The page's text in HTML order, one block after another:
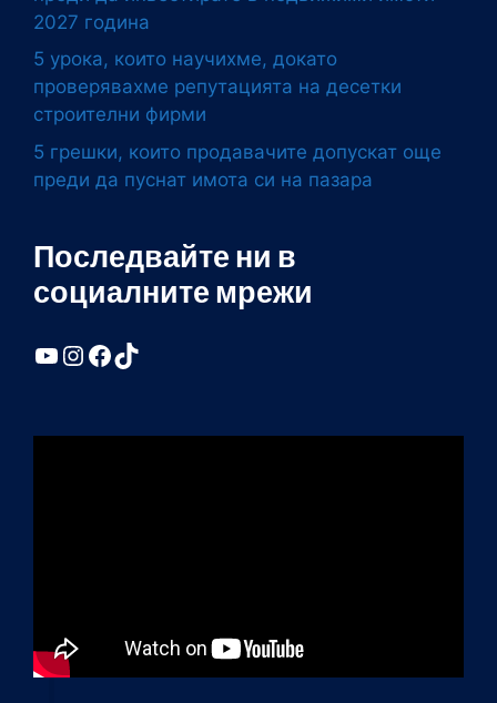
2027 година
5 урока, които научихме, докато
проверявахме репутацията на десетки
строителни фирми
5 грешки, които продавачите допускат още
преди да пуснат имота си на пазара
Последвайте ни в
социалните мрежи
YouTube
Instagram
Facebook
TikTok